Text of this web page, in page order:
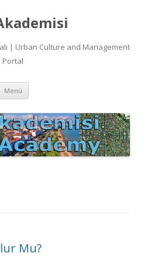
| Urban Culture and Management
Portal
Menü İçeriğe
Mu?